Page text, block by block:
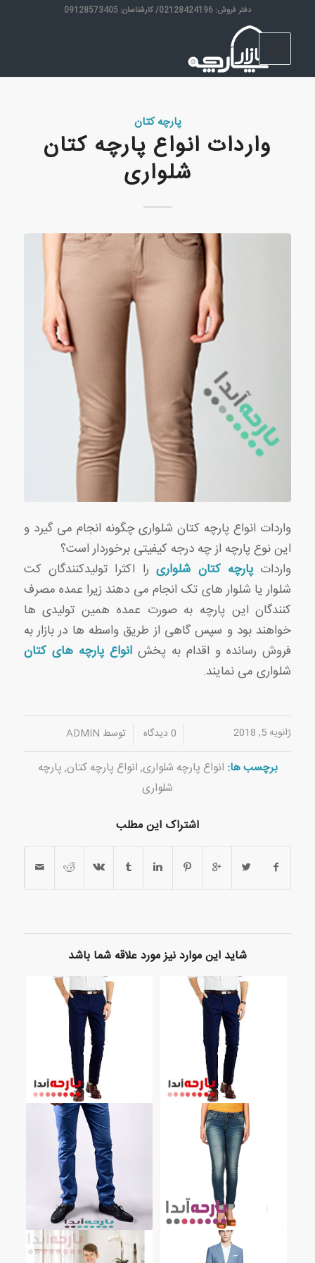
دفتر فروش: 02128424196/ کارشناسان: 09128573405
پارچه کتان
واردات انواع پارچه کتان
شلواری
واردات انواع پارچه کتان شلواری چگونه انجام می گیرد و
این نوع پارچه از چه درجه کیفیتی برخوردار است؟
واردات پارچه کتان شلواریرا اکثرا تولیدکنندگان کت
شلوار یا شلوار های تک انجام می دهند زیرا عمده مصرف
کنندگان این پارچه به صورت عمده همین تولیدی ها
خواهند بود و سپس گاهی از طریق واسطه ها در بازار به
فروش رسانده و اقدام به پخشانواع پارچه های کتان
شلواری می نمایند.
ژانویه 5, 2018 0 دیدگاه/ توسط ADMIN
برچسب ها: انواع پارچه شلواری, انواع پارچه کتان, پارچه
شلواری
اشتراک این مطلب
شاید این موارد نیز مورد علاقه شما باشد